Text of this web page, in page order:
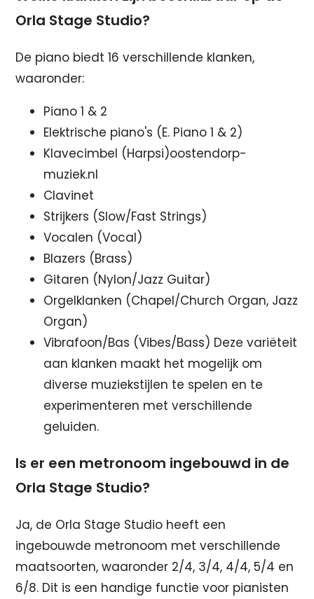
Orla Stage Studio?
De piano biedt 16 verschillende klanken,
waaronder:
Piano 1 & 2
Elektrische piano's (E. Piano 1 & 2)
Klavecimbel (Harpsi)oostendorp-
muziek.nl
Clavinet
Strijkers (Slow/Fast Strings)
Vocalen (Vocal)
Blazers (Brass)
Gitaren (Nylon/Jazz Guitar)
Orgelklanken (Chapel/Church Organ, Jazz
Organ)
Vibrafoon/Bas (Vibes/Bass) Deze variëteit
aan klanken maakt het mogelijk om
diverse muziekstijlen te spelen en te
experimenteren met verschillende
geluiden.
Is er een metronoom ingebouwd in de
Orla Stage Studio?
Ja, de Orla Stage Studio heeft een
ingebouwde metronoom met verschillende
maatsoorten, waaronder 2/4, 3/4, 4/4, 5/4 en
6/8. Dit is een handige functie voor pianisten